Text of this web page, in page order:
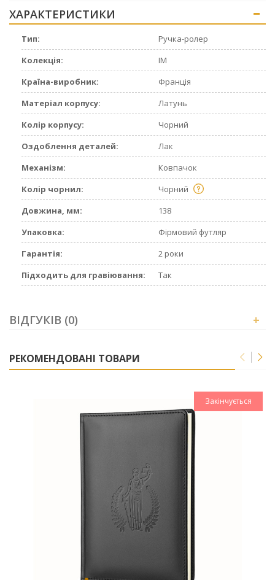
ХАРАКТЕРИСТИКИ
Тип:
Ручка-ролер
Колекція:
IM
Країна-виробник:
Франція
Матеріал корпусу:
Латунь
Колір корпусу:
Чорний
Оздоблення деталей:
Лак
Механізм:
Ковпачок
Колір чорнил:
Чорний
Довжина, мм:
138
Упаковка:
Фірмовий футляр
Гарантія:
2 роки
Підходить для гравіювання:
Так
ВІДГУКІВ (0) +
РЕКОМЕНДОВАНІ ТОВАРИ
Закінчується